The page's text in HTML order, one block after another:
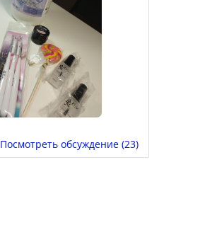
Посмотреть обсуждение (23)